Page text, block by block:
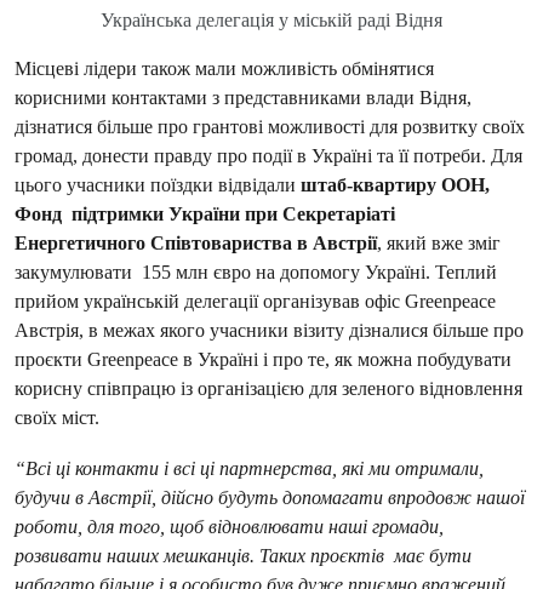
Українська делегація у міській раді Відня
Місцеві лідери також мали можливість обмінятися
корисними контактами з представниками влади Відня,
дізнатися більше про грантові можливості для розвитку своїх
громад, донести правду про події в Україні та її потреби. Для
цього учасники поїздки відвідали штаб-квартиру ООН,
Фонд підтримки України при Секретаріаті
Енергетичного Співтовариства в Австрії, який вже зміг
закумулювати 155 млн євро на допомогу Україні. Теплий
прийом українській делегації організував офіс Greenpeace
Австрія, в межах якого учасники візиту дізналися більше про
проєкти Greenpeace в Україні і про те, як можна побудувати
корисну співпрацю із організацією для зеленого відновлення
своїх міст.
“Всі ці контакти і всі ці партнерства, які ми отримали,
будучи в Австрії, дійсно будуть допомагати впродовж нашої
роботи, для того, щоб відновлювати наші громади,
розвивати наших мешканців. Таких проєктів має бути